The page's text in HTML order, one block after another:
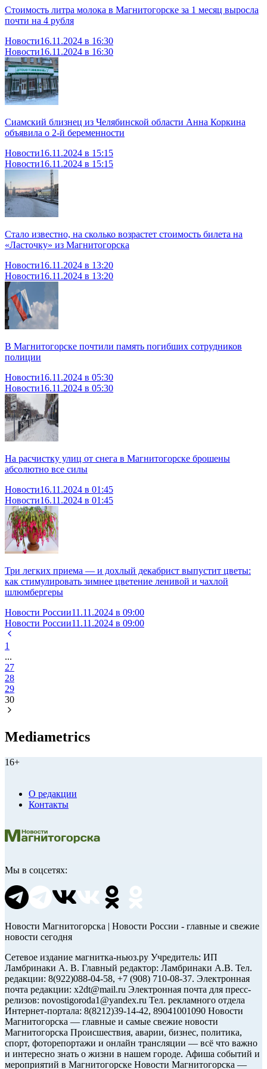
Стоимость литра молока в Магнитогорске за 1 месяц выросла
почти на 4 рубля
Новости16.11.2024 в 16:30
Новости16.11.2024 в 16:30
Сиамский близнец из Челябинской области Анна Коркина
объявила о 2-й беременности
Новости16.11.2024 в 15:15
Новости16.11.2024 в 15:15
Стало известно, на сколько возрастет стоимость билета на
«Ласточку» из Магнитогорска
Новости16.11.2024 в 13:20
Новости16.11.2024 в 13:20
В Магнитогорске почтили память погибших сотрудников
полиции
Новости16.11.2024 в 05:30
Новости16.11.2024 в 05:30
На расчистку улиц от снега в Магнитогорске брошены
абсолютно все силы
Новости16.11.2024 в 01:45
Новости16.11.2024 в 01:45
Три легких приема — и дохлый декабрист выпустит цветы:
как стимулировать зимнее цветение ленивой и чахлой
шлюмбергеры
Новости России11.11.2024 в 09:00
Новости России11.11.2024 в 09:00
1
...
27
28
29
30
Mediametrics
16+
О редакции
Контакты
Мы в соцсетях:
Новости Магнитогорска | Новости России - главные и свежие
новости сегодня
Сетевое издание магнитка-ньюз.ру Учредитель: ИП
Ламбринаки А. В. Главный редактор: Ламбринаки А.В. Тел.
редакции: 8(922)088-04-58, +7 (908) 710-08-37. Электронная
почта редакции: x2dt@mail.ru Электронная почта для пресс-
релизов: novostigoroda1@yandex.ru Тел. рекламного отдела
Интернет-портала: 8(8212)39-14-42, 89041001090 Новости
Магнитогорска — главные и самые свежие новости
Магнитогорска Происшествия, аварии, бизнес, политика,
спорт, фоторепортажи и онлайн трансляции — всё что важно
и интересно знать о жизни в нашем городе. Афиша событий и
мероприятий в Магнитогорске Новости Магнитогорска —